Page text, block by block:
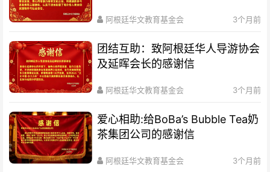
阿根廷华文教育基金会 3个月前
团结互助：致阿根廷华人导游协会
及延晖会长的感谢信
阿根廷华文教育基金会 3个月前
爱心相助:给BoBa’s Bubble Tea奶
茶集团公司的感谢信
阿根廷华文教育基金会 3个月前